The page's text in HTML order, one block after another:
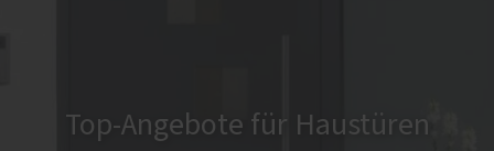
Top-Angebote für Haustüren